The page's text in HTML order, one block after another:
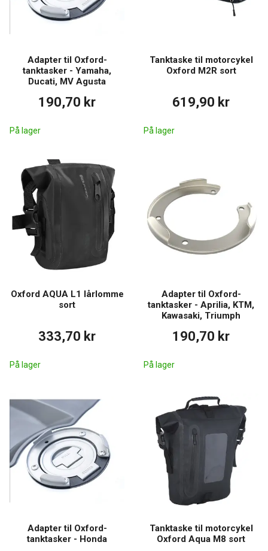
Adapter til Oxford-
tanktasker - Yamaha,
Ducati, MV Agusta
190,70 kr
På lager
Tanktaske til motorcykel
Oxford M2R sort
619,90 kr
På lager
Oxford AQUA L1 lårlomme
sort
333,70 kr
På lager
Adapter til Oxford-
tanktasker - Aprilia, KTM,
Kawasaki, Triumph
190,70 kr
På lager
Adapter til Oxford-
tanktasker - Honda
Tanktaske til motorcykel
Oxford Aqua M8 sort